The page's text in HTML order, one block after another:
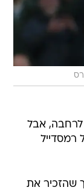
לרחבה, אבל
רמסדייל
שהזכיר את